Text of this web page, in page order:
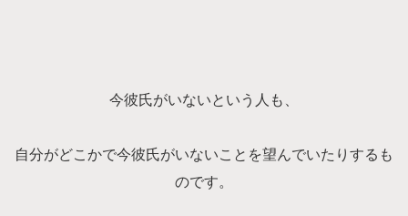
今彼氏がいないという人も、
自分がどこかで今彼氏がいないことを望んでいたりするも
のです。